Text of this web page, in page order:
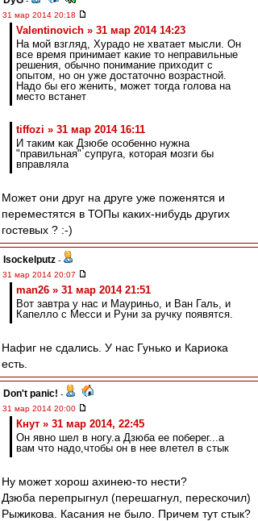
31 мар 2014 20:18
Valentinovich » 31 мар 2014 14:23
На мой взгляд, Хурадо не хватает мысли. Он
все время принимает какие то неправильные
решения, обычно понимание приходит с
опытом, но он уже достаточно возрастной.
Надо бы его женить, может тогда голова на
место встанет
tiffozi » 31 мар 2014 16:11
И таким как Дзюбе особенно нужна
"правильная" супруга, которая мозги бы
вправляла
Может они друг на друге уже поженятся и
переместятся в ТОПы каких-нибудь других
гостевых ? :-)
Isockelputz -
31 мар 2014 20:07
man26 » 31 мар 2014 21:51
Вот завтра у нас и Мауриньо, и Ван Галь, и
Капелло с Месси и Руни за ручку появятся.
Нафиг не сдались. У нас Гунько и Кариока
есть.
Don't panic! -
31 мар 2014 20:00
Кнут » 31 мар 2014, 22:45
Он явно шел в ногу.а Дзюба ее поберег...а
вам что надо,чтобы он в нее влетел в стык
Ну может хорош ахинею-то нести?
Дзюба перепрыгнул (перешагнул, перескочил)
Рыжикова. Касания не было. Причем тут стык?